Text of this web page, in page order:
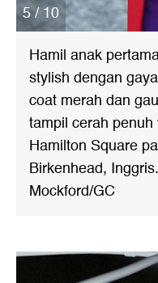
5 / 10
Hamil anak
stylish dengan
coat merah dan
tampil cerah
Hamilton Square
Birkenhead,
Mockford/GC